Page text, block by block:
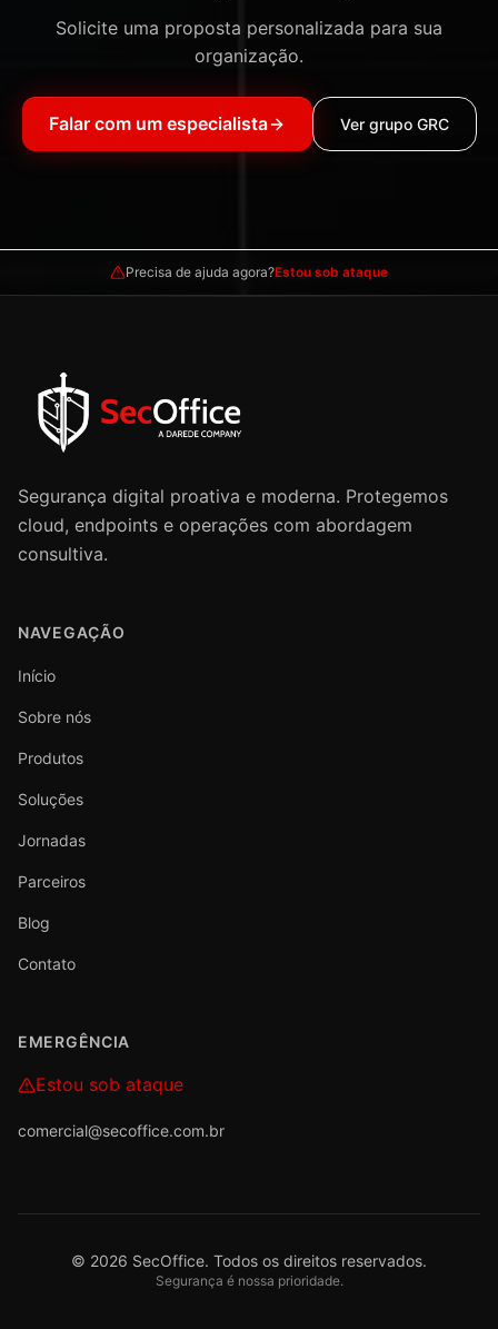
Solicite uma proposta personalizada para sua
organização.
Falar com um especialista Ver grupo GRC
Precisa de ajuda agora?Estou sob ataque
Segurança digital proativa e moderna. Protegemos
cloud, endpoints e operações com abordagem
consultiva.
NAVEGAÇÃO
Início
Sobre nós
Produtos
Soluções
Jornadas
Parceiros
Blog
Contato
EMERGÊNCIA
Estou sob ataque
comercial@secoffice.com.br
© 2026 SecOffice. Todos os direitos reservados.
Segurança é nossa prioridade.